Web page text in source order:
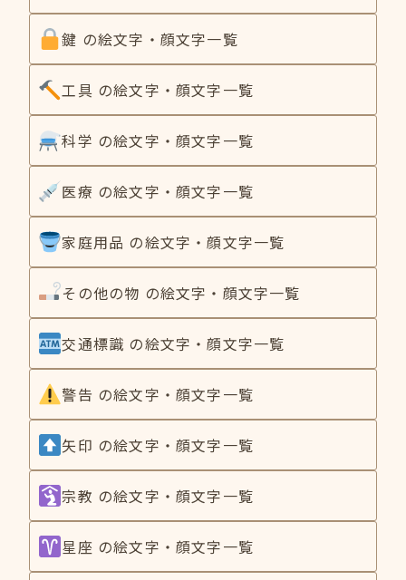
鍵 の絵文字・顔文字一覧
工具 の絵文字・顔文字一覧
科学 の絵文字・顔文字一覧
医療 の絵文字・顔文字一覧
家庭用品 の絵文字・顔文字一覧
その他の物 の絵文字・顔文字一覧
交通標識 の絵文字・顔文字一覧
警告 の絵文字・顔文字一覧
矢印 の絵文字・顔文字一覧
宗教 の絵文字・顔文字一覧
星座 の絵文字・顔文字一覧